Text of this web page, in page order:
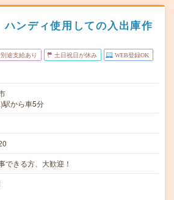
ハンディ使用しての入出庫作
途支給あり 土日祝日が休み WEB登録OK
駅から車5分
できる方、大歓迎！